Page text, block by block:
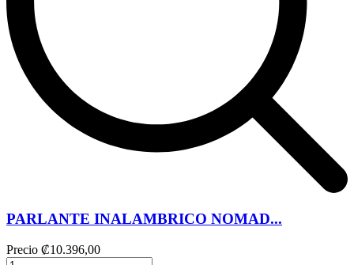
PARLANTE INALAMBRICO NOMAD...
Precio ₡10.396,00